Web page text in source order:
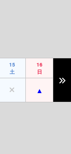
15
土
16
日